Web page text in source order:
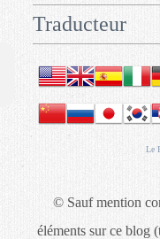
Traducteur
Le
© Sauf mention
éléments sur ce blog